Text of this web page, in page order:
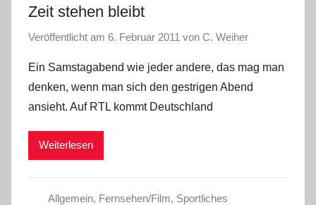
Zeit stehen bleibt
Veröffentlicht am 6. Februar 2011 von C. Weiher
Ein Samstagabend wie jeder andere, das mag man
denken, wenn man sich den gestrigen Abend
ansieht. Auf RTL kommt Deutschland
Weiterlesen
Allgemein, Fernsehen/Film, Sportliches